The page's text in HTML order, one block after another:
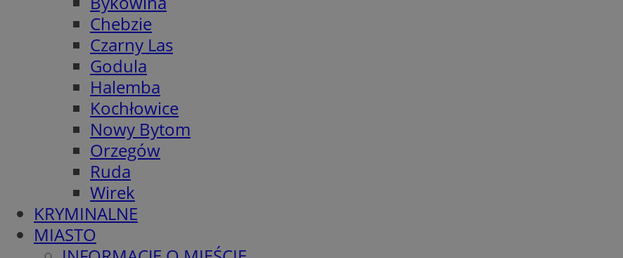
Chebzie
Czarny Las
Godula
Halemba
Kochłowice
Nowy Bytom
Orzegów
Ruda
Wirek
KRYMINALNE
MIASTO